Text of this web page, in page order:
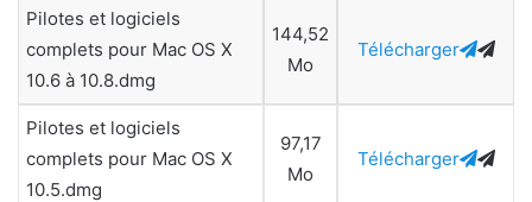
Pilotes et logiciels
complets pour Mac OS X
10.6 à 10.8.dmg
144,52
Mo
Télécharger
Pilotes et logiciels
complets pour Mac OS X
10.5.dmg
97,17
Mo
Télécharger